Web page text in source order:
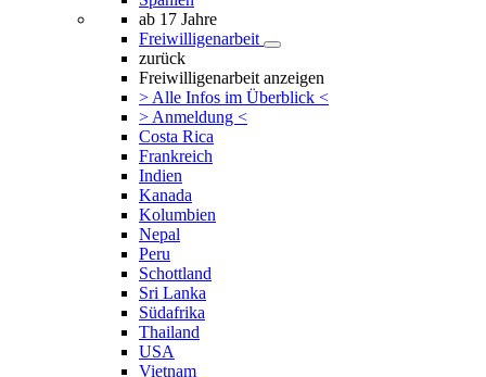
ab 17 Jahre
Freiwilligenarbeit
zurück
Freiwilligenarbeit anzeigen
> Alle Infos im Überblick <
> Anmeldung <
Costa Rica
Frankreich
Indien
Kanada
Kolumbien
Nepal
Peru
Schottland
Sri Lanka
Südafrika
Thailand
USA
Vietnam